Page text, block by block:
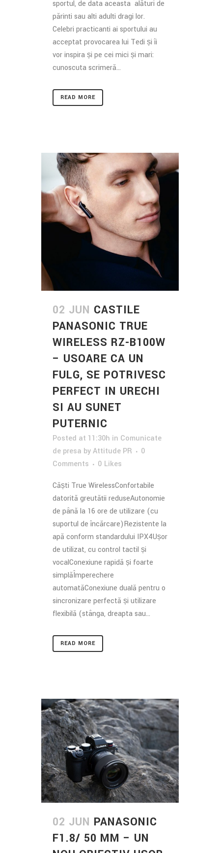
sportul, de data aceasta alături de
părinți sau alți adulți dragi lor.
Celebri practicanți ai sportului au
acceptat provocarea lui Tedi și îi
vor inspira și pe cei mici și mari:
cunoscuta scrimeră...
READ MORE
02 JUN CASTILE
PANASONIC TRUE
WIRELESS RZ-B100W
– USOARE CA UN
FULG, SE POTRIVESC
PERFECT IN URECHI
SI AU SUNET
PUTERNIC
Posted at 11:30h in Comunicate
de presa byAttitude PR
0
Comments
0 Likes
Căști True WirelessConfortabile
datorită greutății reduseAutonomie
de până la 16 ore de utilizare (cu
suportul de încărcare)Rezistente la
apă conform standardului IPX4Ușor
de utilizat, cu control tactil și
vocalConexiune rapidă și foarte
simplăÎmperechere
automatăConexiune duală pentru o
sincronizare perfectă și utilizare
flexibilă (stânga, dreapta sau...
READ MORE
02 JUN PANASONIC
F1.8/ 50 MM – UN